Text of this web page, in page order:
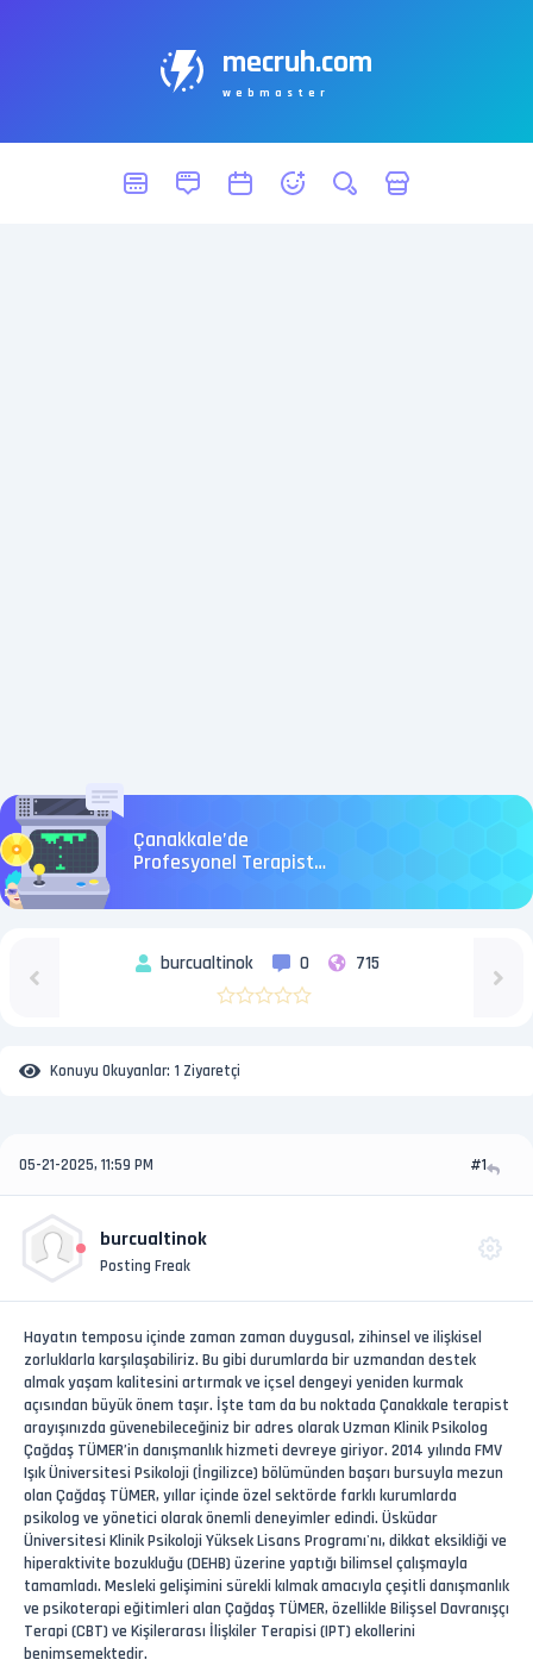
mecruh.com
webmaster
Çanakkale’de
Profesyonel Terapist
burcualtinok 0 715
Konuyu Okuyanlar: 1 Ziyaretçi
05-21-2025, 11:59 PM #1
burcualtinok
Posting Freak
Hayatın temposu içinde zaman zaman duygusal, zihinsel ve ilişkisel
zorluklarla karşılaşabiliriz. Bu gibi durumlarda bir uzmandan destek
almak yaşam kalitesini artırmak ve içsel dengeyi yeniden kurmak
açısından büyük önem taşır. İşte tam da bu noktada Çanakkale terapist
arayışınızda güvenebileceğiniz bir adres olarak Uzman Klinik Psikolog
Çağdaş TÜMER’in danışmanlık hizmeti devreye giriyor. 2014 yılında FMV
Işık Üniversitesi Psikoloji (İngilizce) bölümünden başarı bursuyla mezun
olan Çağdaş TÜMER, yıllar içinde özel sektörde farklı kurumlarda
psikolog ve yönetici olarak önemli deneyimler edindi. Üsküdar
Üniversitesi Klinik Psikoloji Yüksek Lisans Programı'nı, dikkat eksikliği ve
hiperaktivite bozukluğu (DEHB) üzerine yaptığı bilimsel çalışmayla
tamamladı. Mesleki gelişimini sürekli kılmak amacıyla çeşitli danışmanlık
ve psikoterapi eğitimleri alan Çağdaş TÜMER, özellikle Bilişsel Davranışçı
Terapi (CBT) ve Kişilerarası İlişkiler Terapisi (IPT) ekollerini
benimsemektedir.